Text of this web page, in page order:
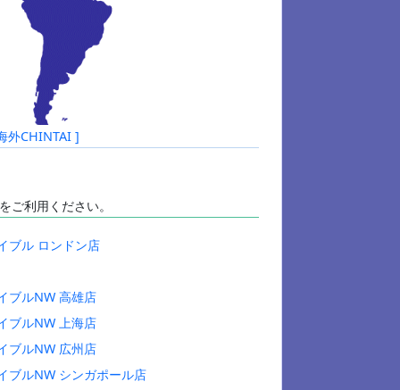
外CHINTAI ]
利用ください。
ブル ロンドン店
ブルNW 高雄店
ブルNW 上海店
ブルNW 広州店
ブルNW シンガポール店